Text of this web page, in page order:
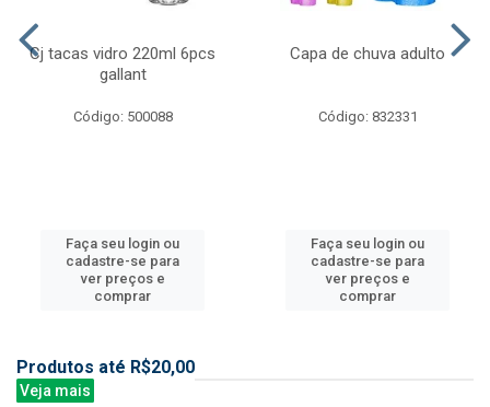
Cj tacas vidro 220ml 6pcs
gallant
Código: 500088
Faça seu login ou
cadastre-se para
ver preços e
comprar
Capa de chuva adulto
Código: 832331
Faça seu login ou
cadastre-se para
ver preços e
comprar
Produtos até R$20,00
Veja mais